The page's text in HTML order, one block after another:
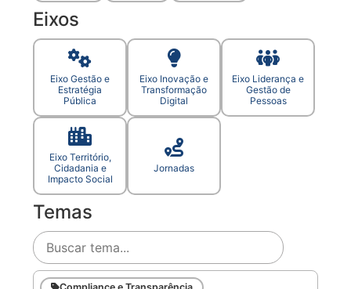
Eixos
Eixo Gestão e
Estratégia
Pública
Eixo Inovação e
Transformação
Digital
Eixo Liderança e
Gestão de
Pessoas
Eixo Território,
Cidadania e
Impacto Social
Jornadas
Temas